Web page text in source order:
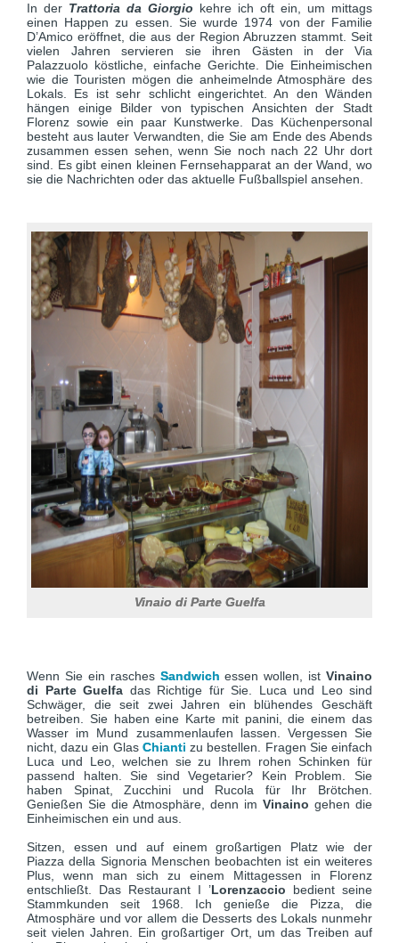
In der Trattoria da Giorgio kehre ich oft ein, um mittags
einen Happen zu essen. Sie wurde 1974 von der Familie
D’Amico eröffnet, die aus der Region Abruzzen stammt. Seit
vielen Jahren servieren sie ihren Gästen in der Via
Palazzuolo köstliche, einfache Gerichte. Die Einheimischen
wie die Touristen mögen die anheimelnde Atmosphäre des
Lokals. Es ist sehr schlicht eingerichtet. An den Wänden
hängen einige Bilder von typischen Ansichten der Stadt
Florenz sowie ein paar Kunstwerke. Das Küchenpersonal
besteht aus lauter Verwandten, die Sie am Ende des Abends
zusammen essen sehen, wenn Sie noch nach 22 Uhr dort
sind. Es gibt einen kleinen Fernsehapparat an der Wand, wo
sie die Nachrichten oder das aktuelle Fußballspiel ansehen.
Vinaio di Parte Guelfa
Wenn Sie ein rasches Sandwich essen wollen, ist Vinaino
di Parte Guelfa das Richtige für Sie. Luca und Leo sind
Schwäger, die seit zwei Jahren ein blühendes Geschäft
betreiben. Sie haben eine Karte mit panini, die einem das
Wasser im Mund zusammenlaufen lassen. Vergessen Sie
nicht, dazu ein Glas Chianti zu bestellen. Fragen Sie einfach
Luca und Leo, welchen sie zu Ihrem rohen Schinken für
passend halten. Sie sind Vegetarier? Kein Problem. Sie
haben Spinat, Zucchini und Rucola für Ihr Brötchen.
Genießen Sie die Atmosphäre, denn im Vinaino gehen die
Einheimischen ein und aus.
Sitzen, essen und auf einem großartigen Platz wie der
Piazza della Signoria Menschen beobachten ist ein weiteres
Plus, wenn man sich zu einem Mittagessen in Florenz
entschließt. Das Restaurant I ’Lorenzaccio bedient seine
Stammkunden seit 1968. Ich genieße die Pizza, die
Atmosphäre und vor allem die Desserts des Lokals nunmehr
seit vielen Jahren. Ein großartiger Ort, um das Treiben auf